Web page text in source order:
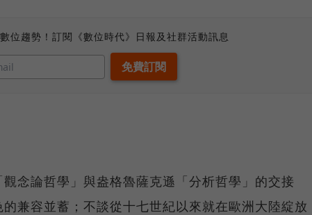
位趨勢！訂閱《數位時代》日報及社群活動訊息
念論哲學」與盎格魯薩克遜「分析哲學」的交接
兼容並蓄；不談從十七世紀以來就在歐洲大陸綻放